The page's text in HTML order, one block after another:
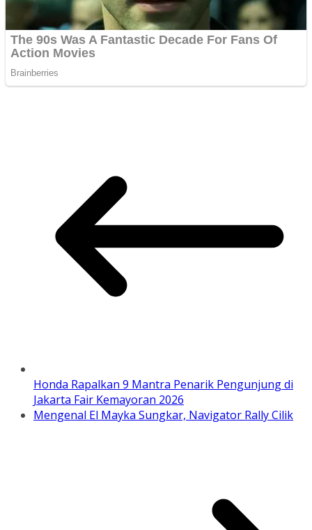
Honda Rapalkan 9 Mantra Penarik Pengunjung di
Jakarta Fair Kemayoran 2026
Mengenal El Mayka Sungkar, Navigator Rally Cilik